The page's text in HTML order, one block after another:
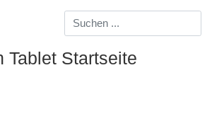
Tablet Startseite
Startseite Tablet